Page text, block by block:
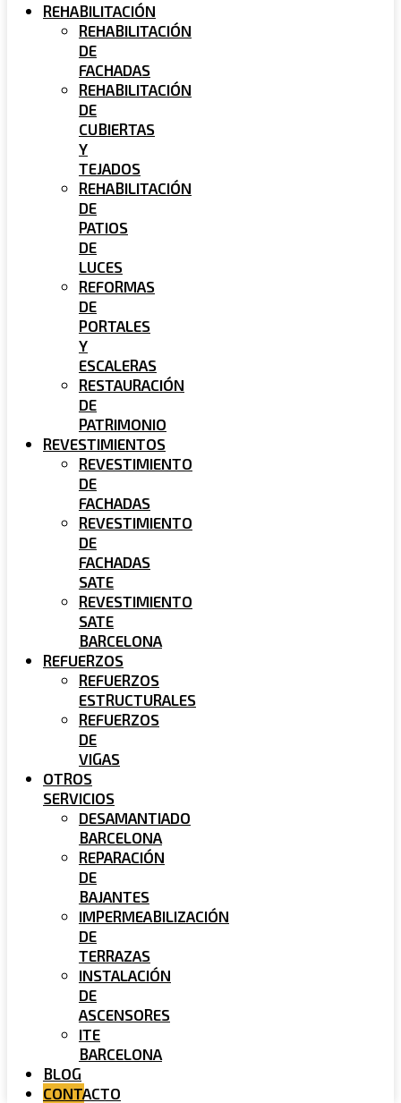
REHABILITACIÓN
REHABILITACIÓN
DE
FACHADAS
REHABILITACIÓN
DE
CUBIERTAS
Y
TEJADOS
REHABILITACIÓN
DE
PATIOS
DE
LUCES
REFORMAS
DE
PORTALES
Y
ESCALERAS
RESTAURACIÓN
DE
PATRIMONIO
REVESTIMIENTOS
REVESTIMIENTO
DE
FACHADAS
REVESTIMIENTO
DE
FACHADAS
SATE
REVESTIMIENTO
SATE
BARCELONA
REFUERZOS
REFUERZOS
ESTRUCTURALES
REFUERZOS
DE
VIGAS
OTROS
SERVICIOS
DESAMANTIADO
BARCELONA
REPARACIÓN
DE
BAJANTES
IMPERMEABILIZACIÓN
DE
TERRAZAS
INSTALACIÓN
DE
ASCENSORES
ITE
BARCELONA
BLOG
CONTACTO